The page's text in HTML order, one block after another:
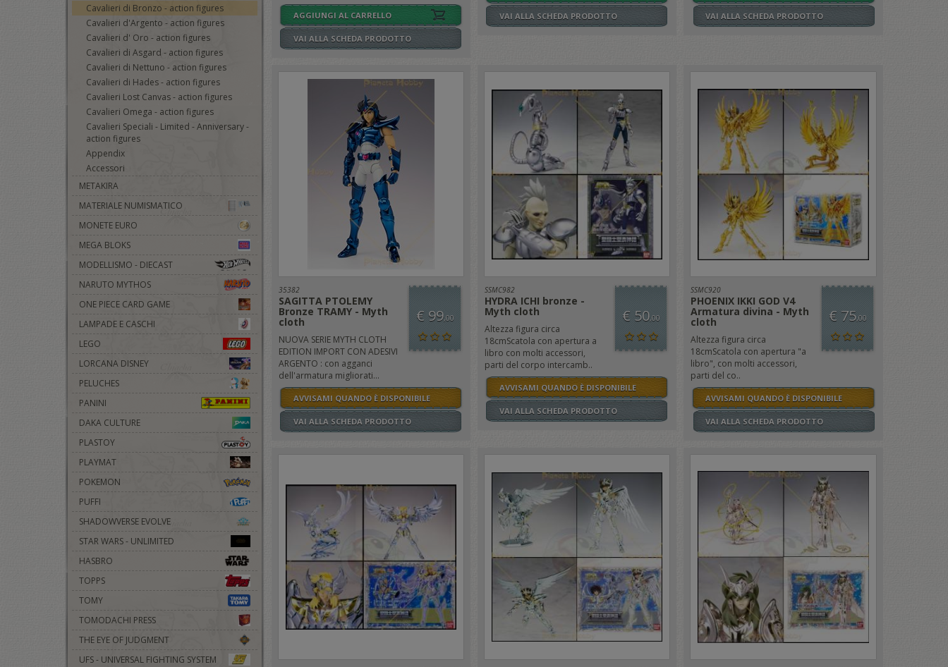
Cavalieri di Bronzo - action figures
Cavalieri d'Argento - action figures
Cavalieri d' Oro - action figures
Cavalieri di Asgard - action figures
Cavalieri di Nettuno - action figures
Cavalieri di Hades - action figures
Cavalieri Lost Canvas - action figures
Cavalieri Omega - action figures
Cavalieri Speciali - Limited - Anniversary -
action figures
Appendix
Accessori
METAKIRA
MATERIALE NUMISMATICO
MONETE EURO
MEGA BLOKS
MODELLISMO - DIECAST
NARUTO MYTHOS
ONE PIECE CARD GAME
LAMPADE E CASCHI
LEGO
LORCANA DISNEY
PELUCHES
PANINI
DAKA CULTURE
PLASTOY
PLAYMAT
POKEMON
PUFFI
SHADOWVERSE EVOLVE
STAR WARS - UNLIMITED
HASBRO
TOPPS
TOMY
TOMODACHI PRESS
THE EYE OF JUDGMENT
UFS - UNIVERSAL FIGHTING SYSTEM
AGGIUNGI AL CARRELLO
VAI ALLA SCHEDA PRODOTTO
VAI ALLA SCHEDA PRODOTTO VAI ALLA SCHEDA PRODOTTO
35382
SAGITTA PTOLEMY
Bronze TRAMY - Myth
cloth
NUOVA SERIE MYTH CLOTH
EDITION IMPORT CON ADESIVI
ARGENTO : con agganci
dell'armatura migliorati...
€ 99,00
AVVISAMI QUANDO È DISPONIBILE
VAI ALLA SCHEDA PRODOTTO
SSMC982
HYDRA ICHI bronze -
Myth cloth
Altezza figura circa
18cmScatola con apertura a
libro con molti accessori,
parti del corpo intercamb..
€ 50,00
AVVISAMI QUANDO È DISPONIBILE
VAI ALLA SCHEDA PRODOTTO
SSMC920
PHOENIX IKKI GOD V4
Armatura divina - Myth
cloth
Altezza figura circa
18cmScatola con apertura "a
libro", con molti accessori,
parti del co..
€ 75,00
AVVISAMI QUANDO È DISPONIBILE
VAI ALLA SCHEDA PRODOTTO